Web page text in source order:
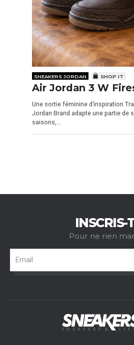
SNEAKERS JORDAN SHOP IT
Air Jordan 3 W
Une sortie féminine d’inspiration
Jordan Brand adapte une partie de
saisons,…
INSCRIS-
Pour ne rien